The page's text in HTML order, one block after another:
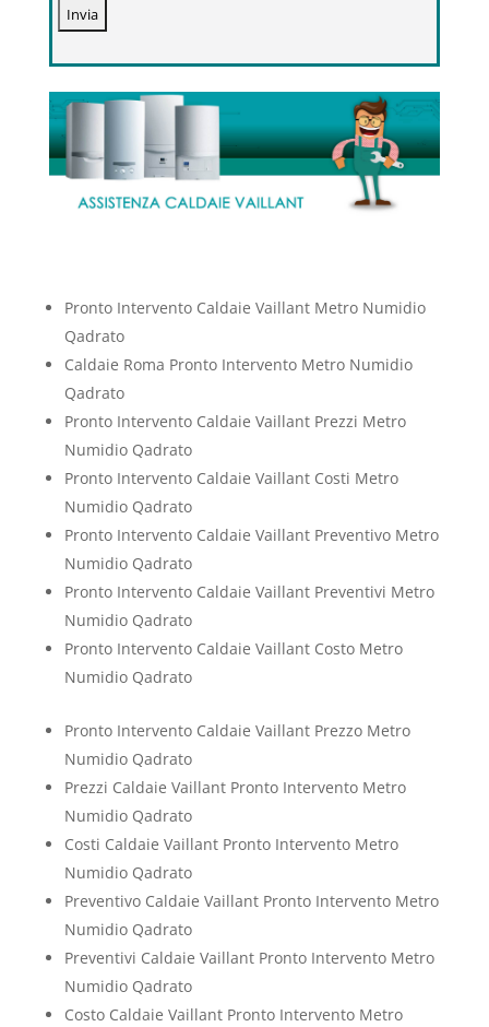
Pronto Intervento Caldaie Vaillant Metro Numidio
Qadrato
Caldaie Roma Pronto Intervento Metro Numidio
Qadrato
Pronto Intervento Caldaie Vaillant Prezzi Metro
Numidio Qadrato
Pronto Intervento Caldaie Vaillant Costi Metro
Numidio Qadrato
Pronto Intervento Caldaie Vaillant Preventivo Metro
Numidio Qadrato
Pronto Intervento Caldaie Vaillant Preventivi Metro
Numidio Qadrato
Pronto Intervento Caldaie Vaillant Costo Metro
Numidio Qadrato
Pronto Intervento Caldaie Vaillant Prezzo Metro
Numidio Qadrato
Prezzi Caldaie Vaillant Pronto Intervento Metro
Numidio Qadrato
Costi Caldaie Vaillant Pronto Intervento Metro
Numidio Qadrato
Preventivo Caldaie Vaillant Pronto Intervento Metro
Numidio Qadrato
Preventivi Caldaie Vaillant Pronto Intervento Metro
Numidio Qadrato
Costo Caldaie Vaillant Pronto Intervento Metro